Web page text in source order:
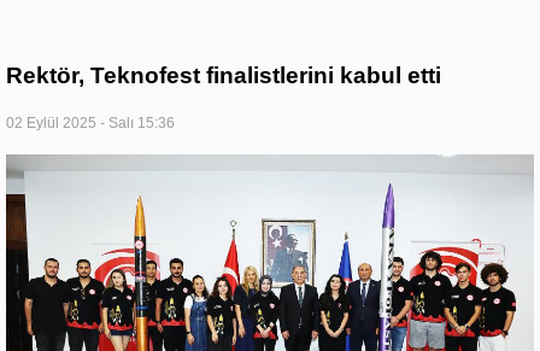
Rektör, Teknofest finalistlerini kabul etti
02 Eylül 2025 - Salı 15:36